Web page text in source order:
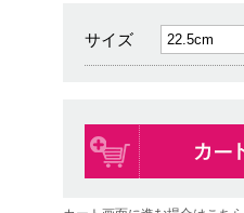
サイズ